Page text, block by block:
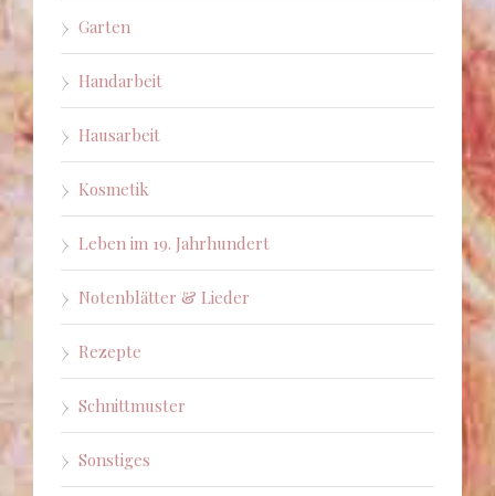
Garten
Handarbeit
Hausarbeit
Kosmetik
Leben im 19. Jahrhundert
Notenblätter & Lieder
Rezepte
Schnittmuster
Sonstiges